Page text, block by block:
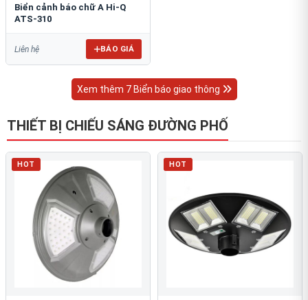
Biển cảnh báo chữ A Hi-Q
ATS-310
Liên hệ BÁO GIÁ
Xem thêm 7 Biển báo giao thông
THIẾT BỊ CHIẾU SÁNG ĐƯỜNG PHỐ
HOT HOT